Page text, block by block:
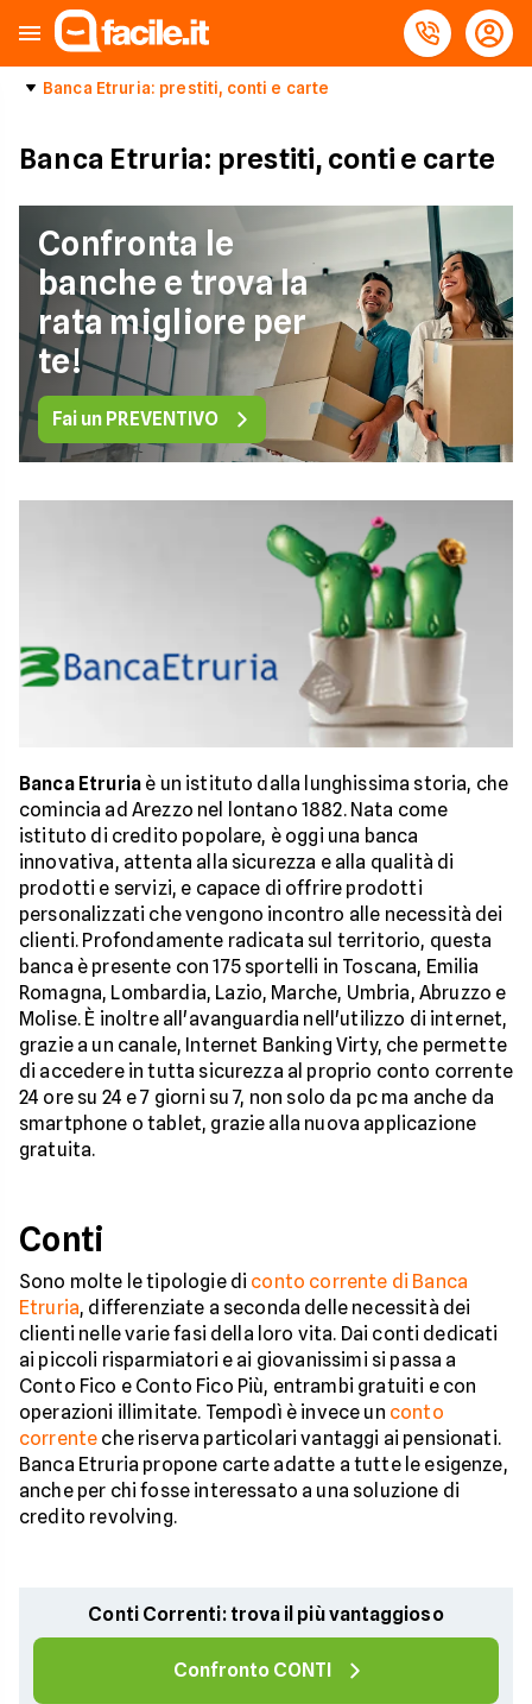
Banca Etruria: prestiti, conti e carte
Banca Etruria: prestiti, conti e carte
Confronta le
banche e trova la
rata migliore per
te!
Fai un PREVENTIVO
Banca Etruria è un istituto dalla lunghissima storia, che
comincia ad Arezzo nel lontano 1882. Nata come
istituto di credito popolare, è oggi una banca
innovativa, attenta alla sicurezza e alla qualità di
prodotti e servizi, e capace di offrire prodotti
personalizzati che vengono incontro alle necessità dei
clienti. Profondamente radicata sul territorio, questa
banca è presente con 175 sportelli in Toscana, Emilia
Romagna, Lombardia, Lazio, Marche, Umbria, Abruzzo e
Molise. È inoltre all'avanguardia nell'utilizzo di internet,
grazie a un canale, Internet Banking Virty, che permette
di accedere in tutta sicurezza al proprio conto corrente
24 ore su 24 e 7 giorni su 7, non solo da pc ma anche da
smartphone o tablet, grazie alla nuova applicazione
gratuita.
Conti
Sono molte le tipologie di conto corrente di Banca
Etruria, differenziate a seconda delle necessità dei
clienti nelle varie fasi della loro vita. Dai conti dedicati
ai piccoli risparmiatori e ai giovanissimi si passa a
Conto Fico e Conto Fico Più, entrambi gratuiti e con
operazioni illimitate. Tempodì è invece un conto
corrente che riserva particolari vantaggi ai pensionati.
Banca Etruria propone carte adatte a tutte le esigenze,
anche per chi fosse interessato a una soluzione di
credito revolving.
Conti Correnti: trova il più vantaggioso
Confronto CONTI